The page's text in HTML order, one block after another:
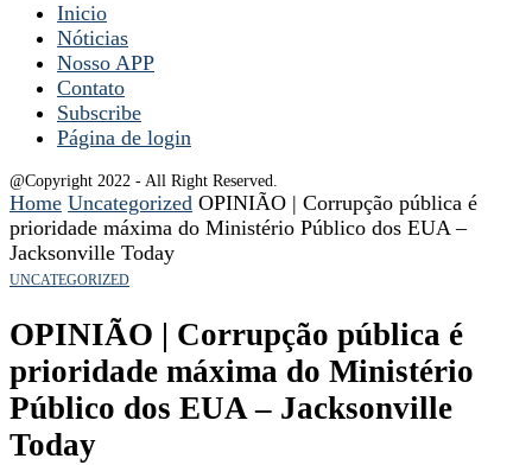
Inicio
Nóticias
Nosso APP
Contato
Subscribe
Página de login
@Copyright 2022 - All Right Reserved.
Home Uncategorized OPINIÃO | Corrupção pública é
prioridade máxima do Ministério Público dos EUA –
Jacksonville Today
UNCATEGORIZED
OPINIÃO | Corrupção pública é
prioridade máxima do Ministério
Público dos EUA – Jacksonville
Today